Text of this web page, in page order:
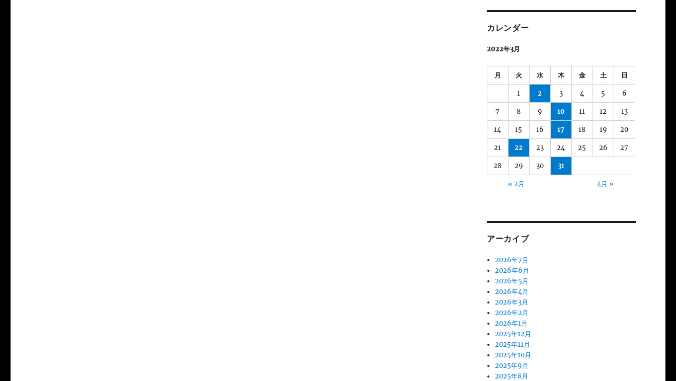
カレンダー
2022年3月
月 火 水 木 金 土 日
1 2 3 4 5 6
7 8 9 10 11 12 13
14 15 16 17 18 19 20
21 22 23 24 25 26 27
28 29 30 31
« 2月 4月 »
アーカイブ
2026年7月
2026年6月
2026年5月
2026年4月
2026年3月
2026年2月
2026年1月
2025年12月
2025年11月
2025年10月
2025年9月
2025年8月